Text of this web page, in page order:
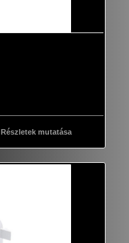
Részletek mutatása